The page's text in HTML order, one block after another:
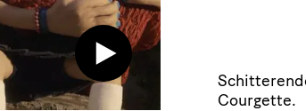
Courgette.